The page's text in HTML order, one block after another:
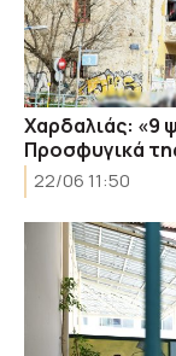
Χαρδαλιάς: «9
Προσφυγικά
22/06 11:50